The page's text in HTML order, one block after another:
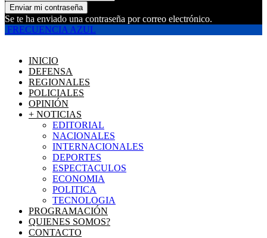
Se te ha enviado una contraseña por correo electrónico.
FRECUENCIA AZUL
INICIO
DEFENSA
REGIONALES
POLICIALES
OPINIÓN
+ NOTICIAS
EDITORIAL
NACIONALES
INTERNACIONALES
DEPORTES
ESPECTACULOS
ECONOMIA
POLITICA
TECNOLOGIA
PROGRAMACIÓN
QUIENES SOMOS?
CONTACTO